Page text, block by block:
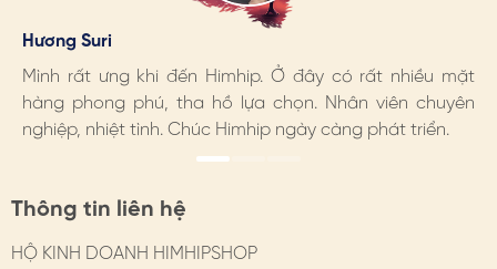
- Theo kiểu dáng: Tùy loại trang phục sẽ có cách phối
khăn lụa khác nhau như thắt nơ, choàng suông, kèm cài
khăn...
- Theo màu sắc, họa tiết: Ưu tiên sự hài hòa
- Theo chất liệu, theo mùa: Khăn vuông mỏng nhẹ cho
Hương Suri
Mình rất ưng khi đến Himhip. Ở đây có rất nhiều mặt
hàng phong phú, tha hồ lựa chọn. Nhân viên chuyên
nghiệp, nhiệt tình. Chúc Himhip ngày càng phát triển.
Đoàn Giang Hương
Sản phẩm rất đẹp, chất lượng tốt
Ngọc Anh
Mình rất ưng khi đến Himhip. Ở đây có rất nhiều mặt
hàng phong phú, tha hồ lựa chọn. Nhân viên chuyên
nghiệp, nhiệt tình. Chúc Himhip ngày càng phát triển.
Thông tin liên hệ
HỘ KINH DOANH HIMHIPSHOP